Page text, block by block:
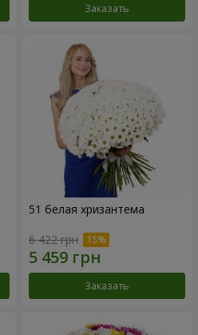
Заказать
51 белая хризантема
6 422 грн
Заказать